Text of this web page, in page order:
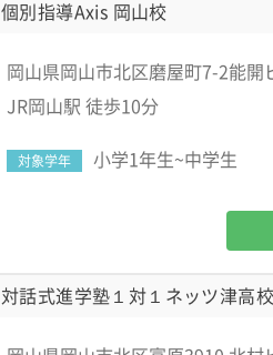
個別指導Axis 岡山校
岡山県岡山市北区磨屋町7-2能開
JR岡山駅 徒歩10分
対象学年 小学1年生~中学生
対話式進学塾１対１ネッツ津高校